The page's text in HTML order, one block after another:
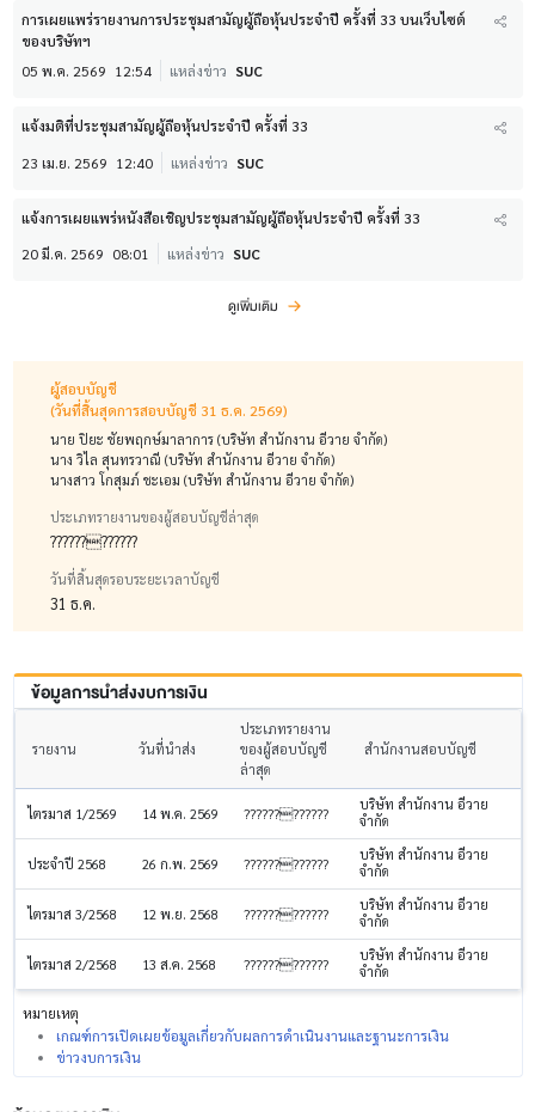
การเผยแพร่รายงานการประชุมสามัญผู้ถือหุ้นประจำปี ครั้งที่ 33 บนเว็บไซต์
ของบริษัทฯ
05 พ.ค. 2569 12:54 แหล่งข่าว SUC
แจ้งมติที่ประชุมสามัญผู้ถือหุ้นประจำปี ครั้งที่ 33
23 เม.ย. 2569 12:40 แหล่งข่าว SUC
แจ้งการเผยแพร่หนังสือเชิญประชุมสามัญผู้ถือหุ้นประจำปี ครั้งที่ 33
20 มี.ค. 2569 08:01 แหล่งข่าว SUC
ดูเพิ่มเติม
ผู้สอบบัญชี
(วันที่สิ้นสุดการสอบบัญชี 31 ธ.ค. 2569)
นาย ปิยะ ชัยพฤกษ์มาลาการ (บริษัท สำนักงาน อีวาย จำกัด)
นาง วิไล สุนทรวาณี (บริษัท สำนักงาน อีวาย จำกัด)
นางสาว โกสุมภ์ ชะเอม (บริษัท สำนักงาน อีวาย จำกัด)
ประเภทรายงานของผู้สอบบัญชีล่าสุด
????????????
วันที่สิ้นสุดรอบระยะเวลาบัญชี
31 ธ.ค.
ข้อมูลการนำส่งงบการเงิน
รายงาน วันที่นำส่ง
ประเภทรายงาน
ของผู้สอบบัญชี
ล่าสุด
สำนักงานสอบบัญชี
ไตรมาส 1/2569 14 พ.ค. 2569 ????????????
บริษัท สำนักงาน อีวาย
จำกัด
ประจำปี 2568 26 ก.พ. 2569 ????????????
บริษัท สำนักงาน อีวาย
จำกัด
ไตรมาส 3/2568 12 พ.ย. 2568 ????????????
บริษัท สำนักงาน อีวาย
จำกัด
ไตรมาส 2/2568 13 ส.ค. 2568 ????????????
บริษัท สำนักงาน อีวาย
จำกัด
หมายเหตุ
เกณฑ์การเปิดเผยข้อมูลเกี่ยวกับผลการดำเนินงานและฐานะการเงิน
ข่าวงบการเงิน